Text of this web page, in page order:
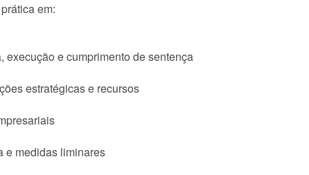
em:
execução e cumprimento de sentença
estratégicas e recursos
e medidas liminares